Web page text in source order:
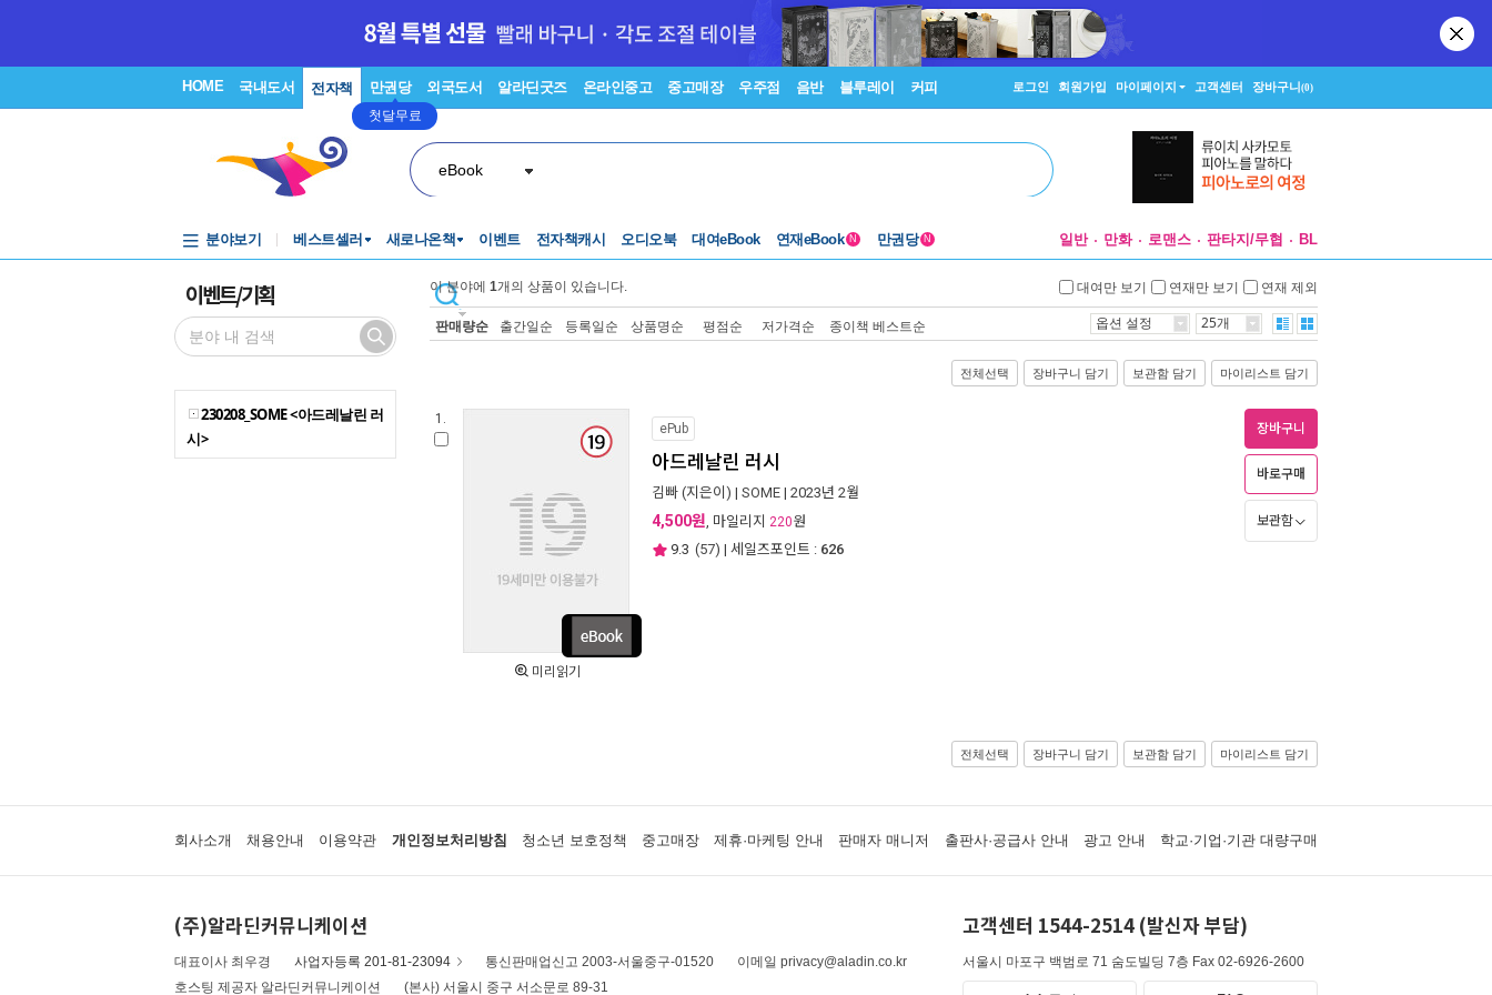
HOME 국내도서 전자책 만권당
첫달무료
외국도서 알라딘굿즈 온라인중고 중고매장 우주점 음반 블루레이 커피 로그인 회원가입 마이페이지 고객센터 장바구니(0)
eBook
분야보기 베스트셀러 새로나온책 이벤트 전자책캐시 오디오북 대여eBook 연재eBook N 만권당 N 일반 만화 로맨스 판타지/무협 BL
이벤트/기획
230208_SOME <아드레날린 러
시>
이 분야에 1개의 상품이 있습니다. 대여만 보기 연재만 보기 연재 제외
판매량순 출간일순 등록일순 상품명순 평점순 저가격순 종이책 베스트순 옵션 설정 25개
전체선택 장바구니 담기 보관함 담기 마이리스트 담기
1.
미리읽기
ePub
아드레날린 러시
김빠 (지은이) | SOME | 2023년 2월
4,500원, 마일리지 220원
9.3 (57) | 세일즈포인트 : 626
장바구니
바로구매
보관함
전체선택 장바구니 담기 보관함 담기 마이리스트 담기
회사소개 채용안내 이용약관 개인정보처리방침 청소년 보호정책 중고매장 제휴·마케팅 안내 판매자 매니저 출판사·공급사 안내 광고 안내 학교·기업·기관 대량구매
(주)알라딘커뮤니케이션
대표이사 최우경 사업자등록 201-81-23094 통신판매업신고 2003-서울중구-01520
이메일 privacy@aladin.co.kr
호스팅 제공자 알라딘커뮤니케이션
(본사) 서울시 중구 서소문로 89-31
고객센터 1544-2514 (발신자 부담)
서울시 마포구 백범로 71 숨도빌딩 7층 Fax 02-6926-2600